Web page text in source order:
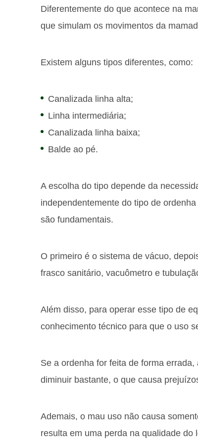
Diferentemente do que acontece na
que simulam os movimentos da
Existem alguns tipos diferentes, como:
Canalizada linha alta;
Linha intermediária;
Canalizada linha baixa;
Balde ao pé.
A escolha do tipo depende da
independentemente do tipo de
são fundamentais.
O primeiro é o sistema de vácuo,
frasco sanitário, vacuômetro e
Além disso, para operar esse tipo de
conhecimento técnico para que o uso
Se a ordenha for feita de forma
diminuir bastante, o que causa
Ademais, o mau uso não causa
resulta em uma perda na qualidade do